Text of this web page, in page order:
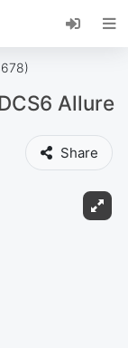
ir iš karto
Allure
Share